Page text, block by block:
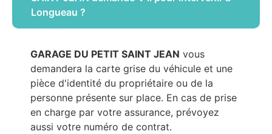
Longueau ?
GARAGE DU PETIT SAINT JEAN vous
demandera la carte grise du véhicule et une
pièce d'identité du propriétaire ou de la
personne présente sur place. En cas de prise
en charge par votre assurance, prévoyez
aussi votre numéro de contrat.